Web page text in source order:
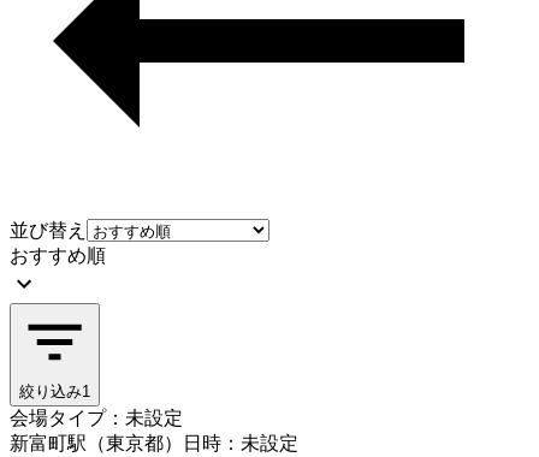
並び替え
おすすめ順
絞り込み1
会場タイプ：未設定
新富町駅（東京都）
日時：未設定